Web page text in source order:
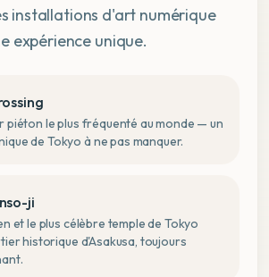
installations d'art numérique
expérience unique.
piéton le plus fréquenté au monde — un
de Tokyo à ne pas manquer.
ji
et le plus célèbre temple de Tokyo
historique d'Asakusa, toujours